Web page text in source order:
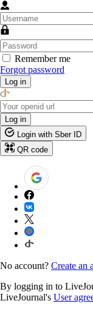
Remember me
Forgot password
Log in
Log in
Login with Sber ID
QR code
No account? Create an
By logging in to
LiveJournal's User